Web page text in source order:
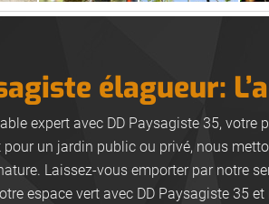
élagueur:
expert avec DD Paysagiste 35,
pour un jardin public ou privé, nous
Laissez-vous emporter par notre
espace vert avec DD Paysagiste 35